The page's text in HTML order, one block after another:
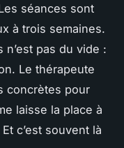
séances sont
à trois semaines.
pas du vide :
Le thérapeute
concrètes pour
laisse la place à
c’est souvent là